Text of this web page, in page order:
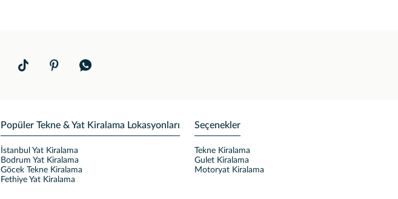
Popüler Tekne & Yat Kiralama Lokasyonları
İstanbul Yat Kiralama
Bodrum Yat Kiralama
Göcek Tekne Kiralama
Fethiye Yat Kiralama
Seçenekler
Tekne Kiralama
Gulet Kiralama
Motoryat Kiralama